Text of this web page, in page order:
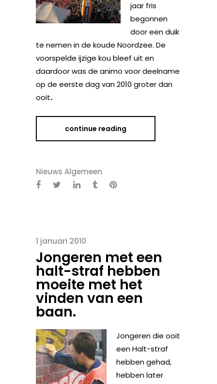
jaar fris
begonnen
door een duik
te nemen in de koude Noordzee. De
voorspelde ijzige kou bleef uit en
daardoor was de animo voor deelname
op de eerste dag van 2010 groter dan
ooit.
continue reading
Nieuws Algemeen
1 januari 2010
Jongeren met een
halt-straf hebben
moeite met het
vinden van een
baan.
Jongeren die ooit
een Halt-straf
hebben gehad,
hebben later